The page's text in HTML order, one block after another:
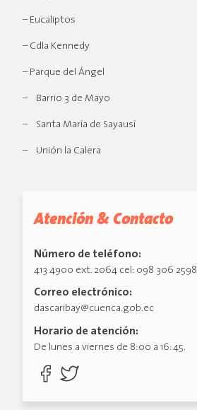
– Eucaliptos
– Cdla Kennedy
– Parque del Ángel
– Barrio 3 de Mayo
– Santa María de Sayausí
– Unión la Calera
Atención & Contacto
Número de teléfono:
413 4900 ext. 2064 cel: 098 306 2598
Correo electrónico:
dascaribay@cuenca.gob.ec
Horario de atención:
De lunes a viernes de 8:00 a 16:45.